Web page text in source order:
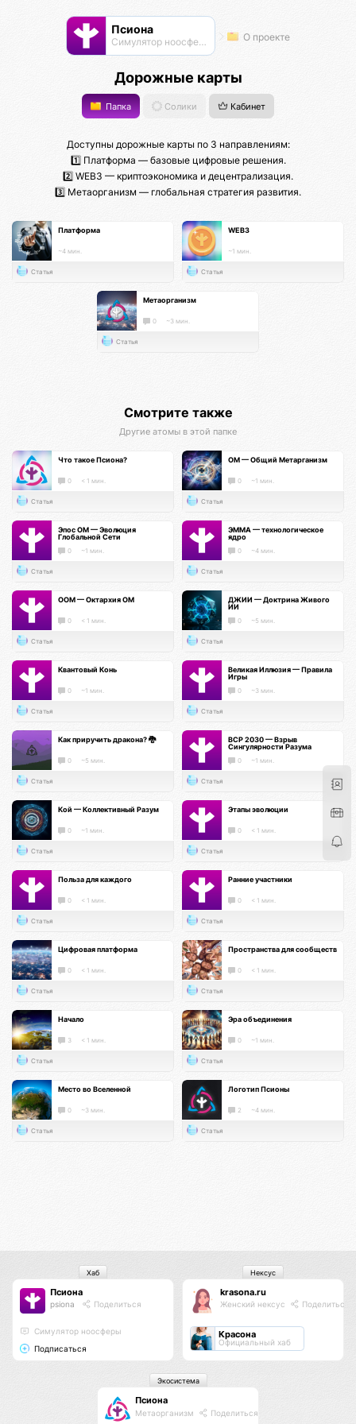
Псиона
Cимулятор ноосферы О проекте
Дорожные карты
Папка Солики Кабинет
Доступны дорожные карты по 3 направлениям:
1️⃣ Платформа — базовые цифровые решения.
2️⃣ WEB3 — криптоэкономика и децентрализация.
3️⃣ Метаорганизм — глобальная стратегия развития.
Платформа
~4 мин.
Статья
WEB3
~1 мин.
Статья
Метаорганизм
0 ~3 мин.
Статья
Смотрите также
Другие атомы в этой папке
Что такое Псиона?
0 < 1 мин.
Статья
ОМ — Общий Метарганизм
0 ~1 мин.
Статья
Эпос ОМ — Эволюция
Глобальной Сети
0 ~1 мин.
Статья
ЭММА — технологическое
ядро
0 ~4 мин.
Статья
ООМ — Октархия ОМ
0 < 1 мин.
Статья
ДЖИИ — Доктрина Живого
ИИ
0 ~5 мин.
Статья
Квантовый Конь
0 ~1 мин.
Статья
Великая Иллюзия — Правила
Игры
0 ~3 мин.
Статья
Как приручить дракона? 🐉
0 ~5 мин.
Статья
ВСР 2030 — Взрыв
Сингулярности Разума
0 ~1 мин.
Статья
Кой — Коллективный Разум
0 ~1 мин.
Статья
Этапы эволюции
0 < 1 мин.
Статья
Польза для каждого
0 < 1 мин.
Статья
Ранние участники
0 < 1 мин.
Статья
Цифровая платформа
0 < 1 мин.
Статья
Пространства для сообществ
0 < 1 мин.
Статья
Начало
3 < 1 мин.
Статья
Эра объединения
0 ~1 мин.
Статья
Место во Вселенной
0 ~3 мин.
Статья
Логотип Псионы
2 ~4 мин.
Статья
Псиона
psiona Поделиться
Cимулятор ноосферы
Подписаться
Хаб
krasona.ru
Женский нексус Поделиться
Красона
Официальный хаб
Нексус
Псиона
Метаорганизм Поделиться
Экосистема